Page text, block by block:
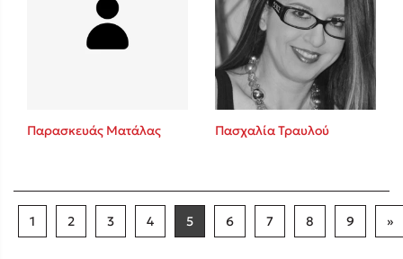
Παρασκευάς Ματάλας Πασχαλία Τραυλού
1 2 3 4 5 6 7 8 9 »